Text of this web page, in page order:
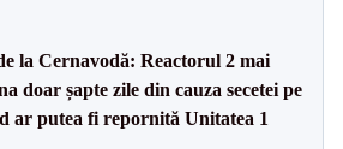
la Cernavodă: Reactorul 2 mai
doar șapte zile din cauza secetei pe
ar putea fi repornită Unitatea 1